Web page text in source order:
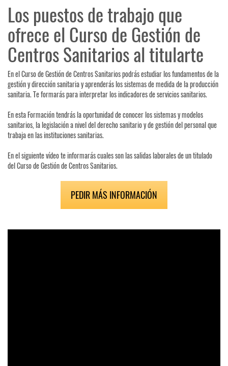
Los puestos de trabajo que
ofrece el Curso de Gestión de
Centros Sanitarios al titularte
En el Curso de Gestión de Centros Sanitarios podrás estudiar los fundamentos de la
gestión y dirección sanitaria y aprenderás los sistemas de medida de la producción
sanitaria. Te formarás para interpretar los indicadores de servicios sanitarios.
En esta Formación tendrás la oportunidad de conocer los sistemas y modelos
sanitarios, la legislación a nivel del derecho sanitario y de gestión del personal que
trabaja en las instituciones sanitarias.
En el siguiente vídeo te informarás cuales son las salidas laborales de un titulado
del Curso de Gestión de Centros Sanitarios.
PEDIR MÁS INFORMACIÓN